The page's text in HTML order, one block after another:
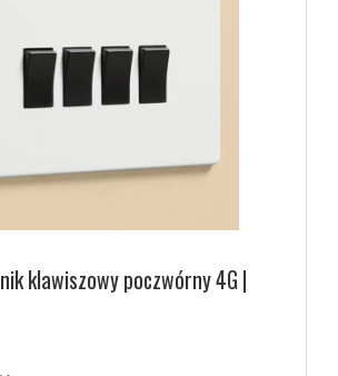
klawiszowy poczwórny 4G |